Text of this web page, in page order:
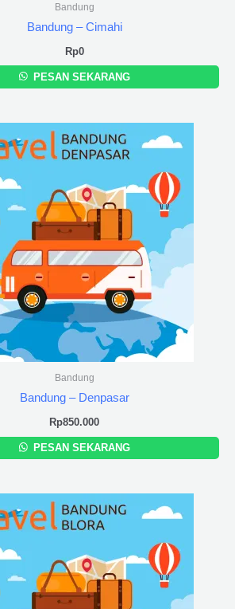
Bandung
Bandung – Cimahi
Rp0
PESAN SEKARANG
Bandung
Bandung – Denpasar
Rp850.000
PESAN SEKARANG